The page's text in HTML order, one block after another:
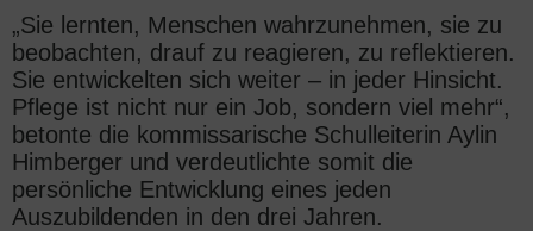
„Sie lernten, Menschen wahrzunehmen, sie zu
beobachten, drauf zu reagieren, zu reflektieren.
Sie entwickelten sich weiter – in jeder Hinsicht.
Pflege ist nicht nur ein Job, sondern viel mehr“,
betonte die kommissarische Schulleiterin Aylin
Himberger und verdeutlichte somit die
persönliche Entwicklung eines jeden
Auszubildenden in den drei Jahren.